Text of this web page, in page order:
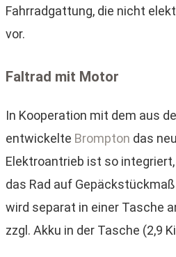
Fahrradgattung, die nicht
vor.
Faltrad mit Motor
In Kooperation mit dem aus
entwickelte Brompton das
Elektroantrieb ist so
das Rad auf
wird separat in einer Tasche
zzgl. Akku in der Tasche (2,9